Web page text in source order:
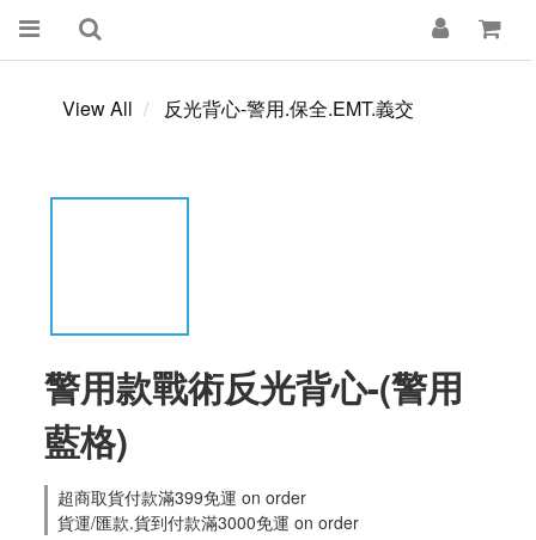
View All 反光背心-警用.保全.EMT.義交
警用款戰術反光背心-(警用
藍格)
超商取貨付款滿399免運 on order
貨運/匯款.貨到付款滿3000免運 on order